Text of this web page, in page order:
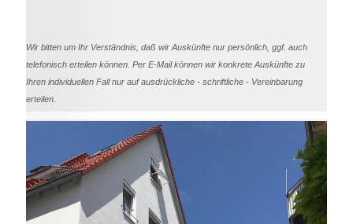
Wir bitten um Ihr Verständnis, daß wir Auskünfte nur persönlich, ggf. auch
telefonisch erteilen können. Per E-Mail können wir konkrete Auskünfte zu
Ihren individuellen Fall nur auf ausdrückliche - schriftliche - Vereinbarung
erteilen.